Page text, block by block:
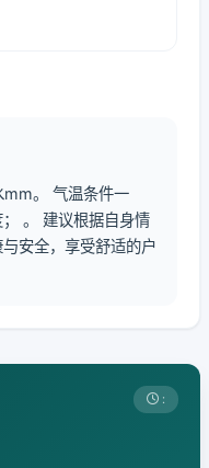
。 气温条件一
。 建议根据自身情
安全，享受舒适的户
: